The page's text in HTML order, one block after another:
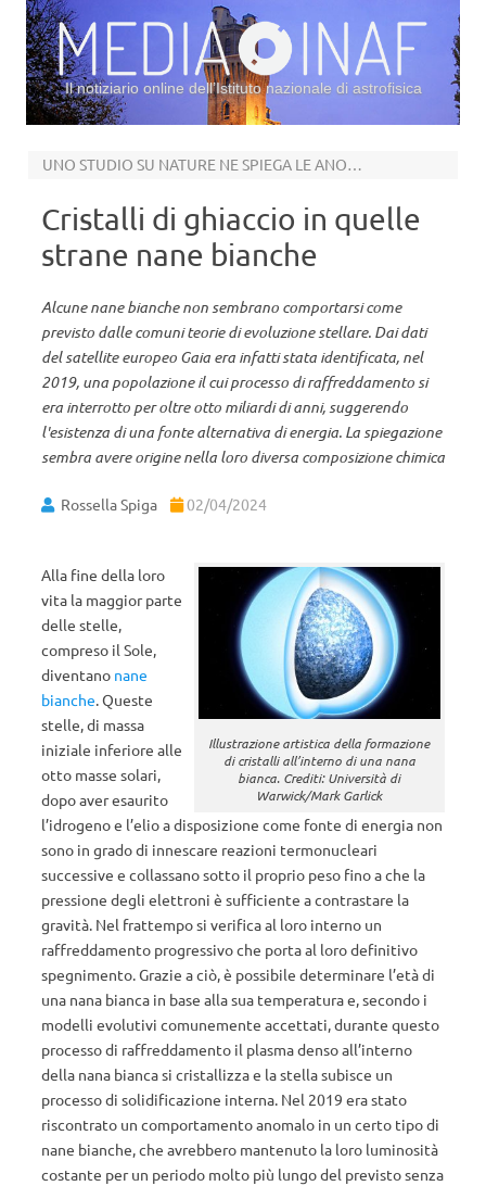
Il notiziario online dell’Istituto nazionale di astrofisica
UNO STUDIO SU NATURE NE SPIEGA LE ANOMALIE
Cristalli di ghiaccio in quelle
strane nane bianche
Alcune nane bianche non sembrano comportarsi come
previsto dalle comuni teorie di evoluzione stellare. Dai dati
del satellite europeo Gaia era infatti stata identificata, nel
2019, una popolazione il cui processo di raffreddamento si
era interrotto per oltre otto miliardi di anni, suggerendo
l'esistenza di una fonte alternativa di energia. La spiegazione
sembra avere origine nella loro diversa composizione chimica
Rossella Spiga 02/04/2024
Illustrazione artistica della formazione
di cristalli all’interno di una nana
bianca. Crediti: Università di
Warwick/Mark Garlick
Alla fine della loro
vita la maggior parte
delle stelle,
compreso il Sole,
diventano nane
bianche. Queste
stelle, di massa
iniziale inferiore alle
otto masse solari,
dopo aver esaurito
l’idrogeno e l’elio a disposizione come fonte di energia non
sono in grado di innescare reazioni termonucleari
successive e collassano sotto il proprio peso fino a che la
pressione degli elettroni è sufficiente a contrastare la
gravità. Nel frattempo si verifica al loro interno un
raffreddamento progressivo che porta al loro definitivo
spegnimento. Grazie a ciò, è possibile determinare l’età di
una nana bianca in base alla sua temperatura e, secondo i
modelli evolutivi comunemente accettati, durante questo
processo di raffreddamento il plasma denso all’interno
della nana bianca si cristallizza e la stella subisce un
processo di solidificazione interna. Nel 2019 era stato
riscontrato un comportamento anomalo in un certo tipo di
nane bianche, che avrebbero mantenuto la loro luminosità
costante per un periodo molto più lungo del previsto senza